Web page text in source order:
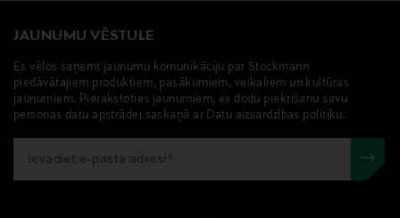
JAUNUMU VĒSTULE
Es vēlos saņemt jaunumu komunikāciju par Stockmann
piedāvātajiem produktiem, pasākumiem, veikaliem un kultūras
jaunumiem. Pierakstoties jaunumiem, es dodu piekrišanu savu
personas datu apstrādei saskaņā ar Datu aizsardzības politiku.